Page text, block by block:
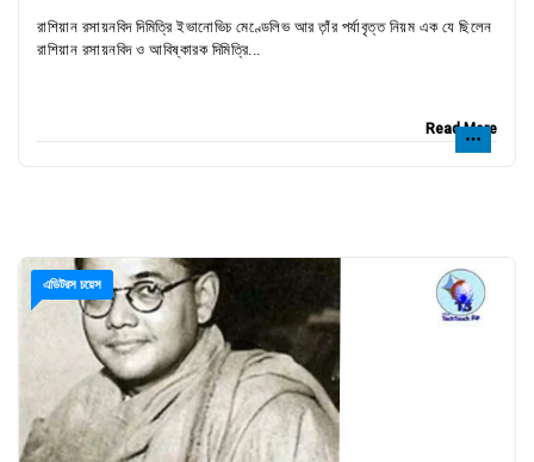
রাশিয়ান রসায়নবিদ দিমিত্রি ইভানোভিচ মেণ্ডেলিভ আর ত়াঁর পর্যাবৃত্ত নিয়ম এক যে ছিলেন
রাশিয়ান রসায়নবিদ ও আবিষ্কারক দিমিত্রি...
Read More
এডিটরস চয়েস